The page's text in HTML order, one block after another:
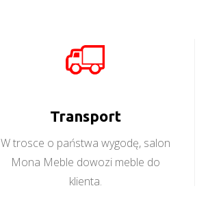
Transport
W trosce o państwa wygodę, salon
Mona Meble dowozi meble do
klienta.